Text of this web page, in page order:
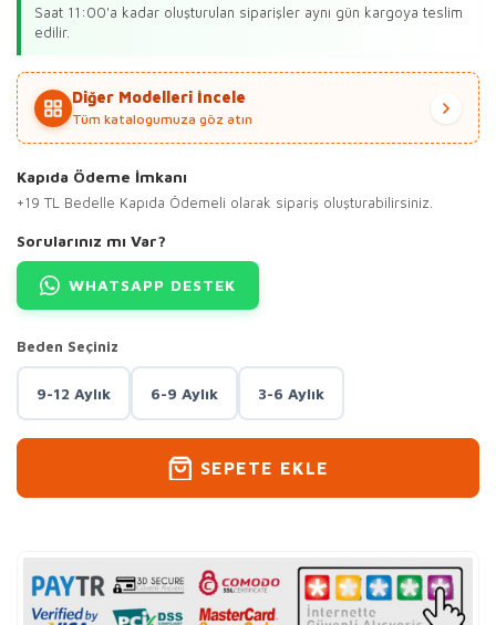
Saat 11:00'a kadar oluşturulan siparişler aynı gün kargoya teslim
edilir.
Diğer Modelleri İncele
Tüm katalogumuza göz atın
Kapıda Ödeme İmkanı
+19 TL Bedelle Kapıda Ödemeli olarak sipariş oluşturabilirsiniz.
Sorularınız mı Var?
WHATSAPP DESTEK
Beden Seçiniz
9-12 Aylık 6-9 Aylık 3-6 Aylık
SEPETE EKLE